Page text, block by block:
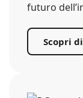
futuro
Scopri